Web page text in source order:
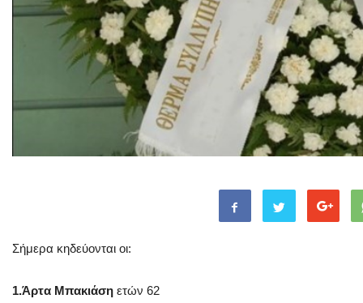
Σήμερα κηδεύονται οι:
1.Άρτα Μπακιάση ετών 62